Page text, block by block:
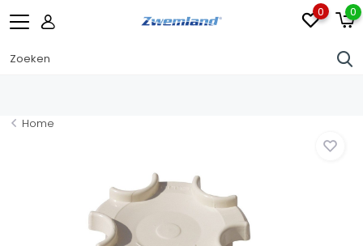
0 0
Home